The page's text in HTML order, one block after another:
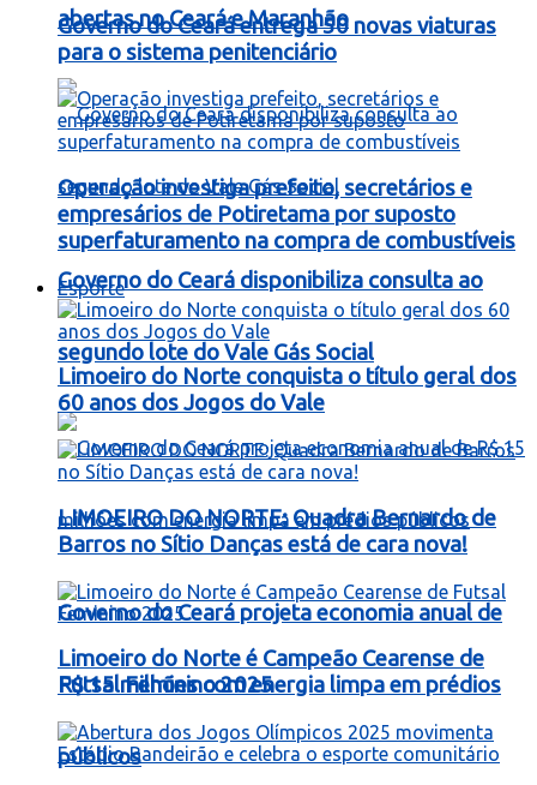
abertas no Ceará e Maranhão
Governo do Ceará disponibiliza consulta ao
segundo lote do Vale Gás Social
Governo do Ceará projeta economia anual de
R$ 15 milhões com energia limpa em prédios
públicos
Governo do Ceará entrega 50 novas viaturas
para o sistema penitenciário
Operação investiga prefeito, secretários e
empresários de Potiretama por suposto
superfaturamento na compra de combustíveis
Esporte
Limoeiro do Norte conquista o título geral dos
60 anos dos Jogos do Vale
LIMOEIRO DO NORTE: Quadra Bernardo de
Barros no Sítio Danças está de cara nova!
Limoeiro do Norte é Campeão Cearense de
Futsal Feminino 2025